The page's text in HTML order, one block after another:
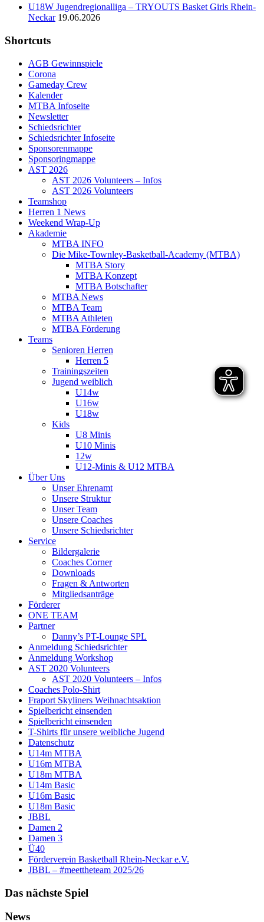
U18W Jugendregionalliga – TRYOUTS Basket Girls Rhein-
Neckar 19.06.2026
Shortcuts
AGB Gewinnspiele
Corona
Gameday Crew
Kalender
MTBA Infoseite
Newsletter
Schiedsrichter
Schiedsrichter Infoseite
Sponsorenmappe
Sponsoringmappe
AST 2026
AST 2026 Volunteers – Infos
AST 2026 Volunteers
Teamshop
Herren 1 News
Weekend Wrap-Up
Akademie
MTBA INFO
Die Mike-Townley-Basketball-Academy (MTBA)
MTBA Story
MTBA Konzept
MTBA Botschafter
MTBA News
MTBA Team
MTBA Athleten
MTBA Förderung
Teams
Senioren Herren
Herren 5
Trainingszeiten
Jugend weiblich
U14w
U16w
U18w
Kids
U8 Minis
U10 Minis
12w
U12-Minis & U12 MTBA
Über Uns
Unser Ehrenamt
Unsere Struktur
Unser Team
Unsere Coaches
Unsere Schiedsrichter
Service
Bildergalerie
Coaches Corner
Downloads
Fragen & Antworten
Mitgliedsanträge
Förderer
ONE TEAM
Partner
Danny’s PT-Lounge SPL
Anmeldung Schiedsrichter
Anmeldung Workshop
AST 2020 Volunteers
AST 2020 Volunteers – Infos
Coaches Polo-Shirt
Fraport Skyliners Weihnachtsaktion
Spielbericht einsenden
Spielbericht einsenden
T-Shirts für unsere weibliche Jugend
Datenschutz
U14m MTBA
U16m MTBA
U18m MTBA
U14m Basic
U16m Basic
U18m Basic
JBBL
Damen 2
Damen 3
Ü40
Förderverein Basketball Rhein-Neckar e.V.
JBBL – #meettheteam 2025/26
Das nächste Spiel
News